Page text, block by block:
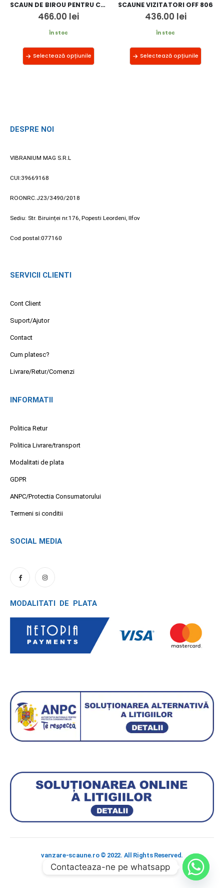
SCAUN DE BIROU PENTRU COPII OFF 328V
466.00 lei
În stoc
Selectează opțiunile
SCAUNE VIZITATORI OFF 806
436.00 lei
În stoc
Selectează opțiunile
DESPRE NOI
VIBRANIUM MAG S.R.L
CUI:39669168
ROONRC.J23/3490/2018
Sediu: Str. Biruinței nr.176, Popesti Leordeni, Ilfov
Cod postal:077160
SERVICII CLIENTI
Cont Client
Suport/Ajutor
Contact
Cum platesc?
Livrare/Retur/Comenzi
INFORMATII
Politica Retur
Politica Livrare/transport
Modalitati de plata
GDPR
ANPC/Protectia Consumatorului
Termeni si conditii
SOCIAL MEDIA
MODALITATI DE PLATA
vanzare-scaune.ro © 2022. All Rights Reserved.
Contacteaza-ne pe whatsapp